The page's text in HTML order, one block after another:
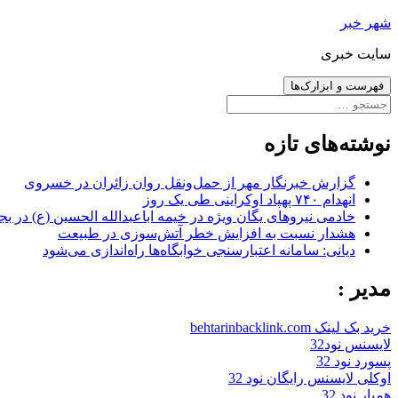
رفتن
نوشته‌ها
شهر خبر
سایت خبری
فهرست و ابزارک‌ها
جستجو
نوشته‌های تازه
گزارش خبرنگار مهر از حمل‌ونقل روان زائران در خسروی
انهدام ۷۴۰ پهپاد اوکراینی طی یک روز
خادمی نیروهای یگان ویژه در خیمه اباعبدالله الحسین (ع) در
هشدار نسبت به افزایش خطر آتش‌سوزی در طبیعت
دیانی: سامانه اعتبارسنجی خوابگاه‌ها راه‌اندازی می‌شود
مدیر :
خرید بک لینک behtarinbacklink.com
لایسنس نود32
پسورد نود 32
اوکلی لایسنس رایگان نود 32
همیار نود 32